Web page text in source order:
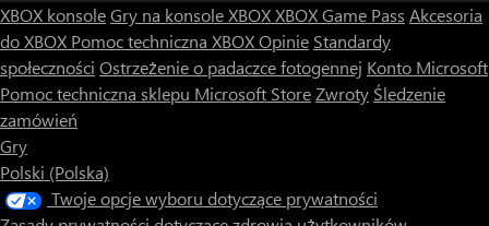
XBOX konsoleGry na konsole XBOXXBOX Game Pass Akcesoria
do XBOX Pomoc techniczna XBOXOpinie Standardy
społeczności Ostrzeżenie o padaczce fotogennej Konto Microsoft
Pomoc techniczna sklepu Microsoft StoreZwroty Śledzenie
zamówień
Gry
Polski (Polska)
Twoje opcje wyboru dotyczące prywatności